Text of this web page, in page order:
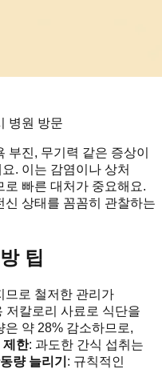
병원 방문
부진, 무기력 같은 증상이
. 이는 감염이나 상처
빠른 대처가 중요해요.
신 상태를 꼼꼼히 관찰하는
팁
므로 철저한 관리가
저칼로리 사료로 식단을
은 약 28% 감소하므로,
제한: 과도한 간식 섭취는
량 늘리기 : 규칙적인